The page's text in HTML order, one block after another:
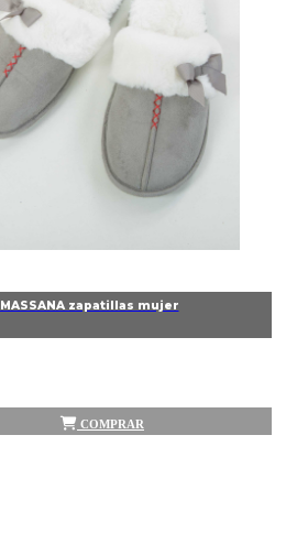
MASSANA zapatillas mujer
COMPRAR